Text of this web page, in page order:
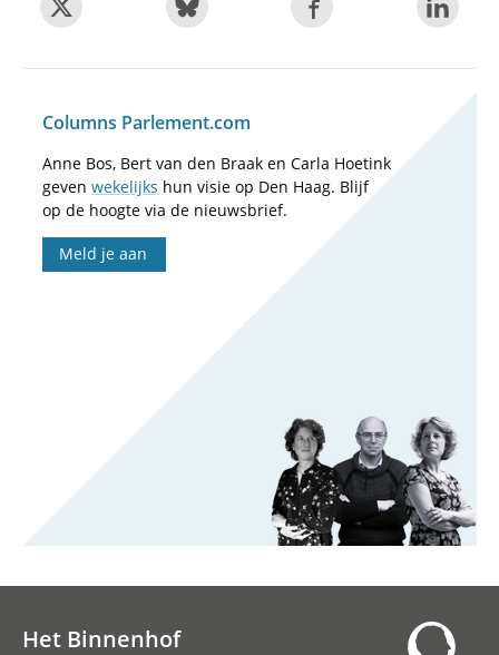
Columns Parlement.com
Anne Bos, Bert van den Braak en Carla Hoetink
geven wekelijks hun visie op Den Haag. Blijf
op de hoogte via de nieuwsbrief.
Meld je aan
Het Binnenhof